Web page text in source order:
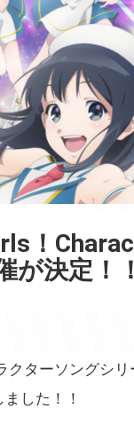
！
が決定！！
クターソングシ
した！！